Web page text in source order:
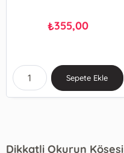
₺355,00
Sepete Ekle
Dikkatli Okurun Köşesi